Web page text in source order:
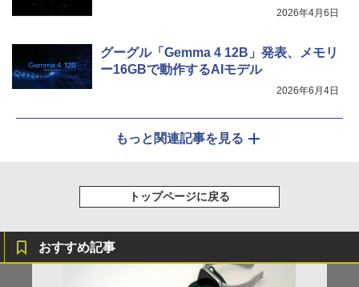
2026年4月6日
グーグル「Gemma 4 12B」発表、メモリ
ー16GBで動作するAIモデル
2026年6月4日
もっと関連記事を見る
トップページに戻る
おすすめ記事